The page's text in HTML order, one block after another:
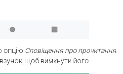
опцію Сповіщення про прочитання.
щоб вимкнути його.